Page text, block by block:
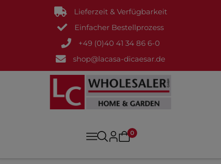
Lieferzeit & Verfügbarkeit
Einfacher Bestellprozess
+49 (0)40 41 34 86 6-0
shop@lacasa-dicaesar.de
0